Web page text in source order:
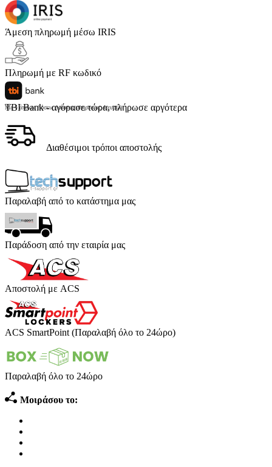
Άμεση πληρωμή μέσω IRIS
Πληρωμή με RF κωδικό
TBI Bank - αγόρασε τώρα, πλήρωσε αργότερα
Με 4 άτοκες δόσεις (κόστος υπηρεσίας 4 ευρώ)
Διαθέσιμοι τρόποι αποστολής
Παραλαβή από το κατάστημα μας
Παράδοση από την εταιρία μας
Αποστολή με ACS
ACS SmartPoint (Παραλαβή όλο το 24ώρο)
Παραλαβή όλο το 24ώρο
Μοιράσου το: